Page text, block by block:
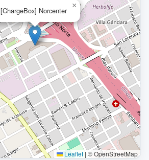
[ChargeBox] Norcenter
×
Leaflet | © OpenStreetMap